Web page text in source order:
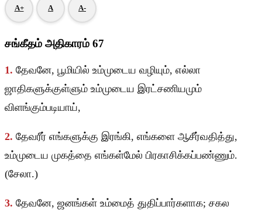
A+ A A-
சங்கீதம் அதிகாரம் 67
1. தேவனே, பூமியில் உம்முடைய வழியும், எல்லா
ஜாதிகளுக்குள்ளும் உம்முடைய இரட்சணியமும்
விளங்கும்படியாய்,
2. தேவரீர் எங்களுக்கு இரங்கி, எங்களை ஆசீர்வதித்து,
உம்முடைய முகத்தை எங்கள்மேல் பிரகாசிக்கப்பண்ணும்.
(சேலா.)
3. தேவனே, ஜனங்கள் உம்மைத் துதிப்பார்களாக; சகல